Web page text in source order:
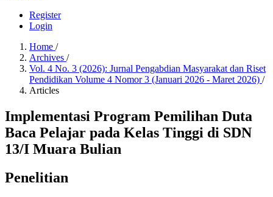
Register
Login
Home /
Archives /
Vol. 4 No. 3 (2026): Jurnal Pengabdian Masyarakat dan Riset
Pendidikan Volume 4 Nomor 3 (Januari 2026 - Maret 2026) /
Articles
Implementasi Program Pemilihan Duta
Baca Pelajar pada Kelas Tinggi di SDN
13/I Muara Bulian
Penelitian